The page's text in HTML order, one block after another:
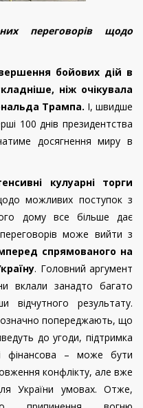
переговорів щодо
бойових дій в
ніж очікувала
Трампа. І, швидше
100 днів президентства
досягнення миру в
кулуарні торги
можливих поступок з
дому все більше дає
може вийти з
спрямованого на
. Головний аргумент
занадто багато
відчутного результату.
попереджають, що
до угоди, підтримка
фінансова – може бути
конфлікту, але вже
України умовах. Отже,